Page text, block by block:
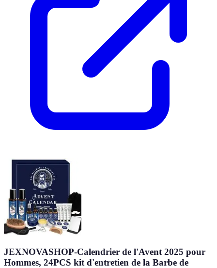
JEXNOVASHOP-Calendrier de l'Avent 2025 pour
Hommes, 24PCS kit d'entretien de la Barbe de